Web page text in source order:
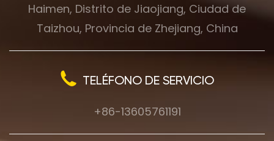
Haimen, Distrito de Jiaojiang, Ciudad de
Taizhou, Provincia de Zhejiang, China
TELÉFONO DE SERVICIO
+86-13605761191